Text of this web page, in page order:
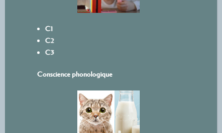
C1
C2
C3
Conscience phonologique